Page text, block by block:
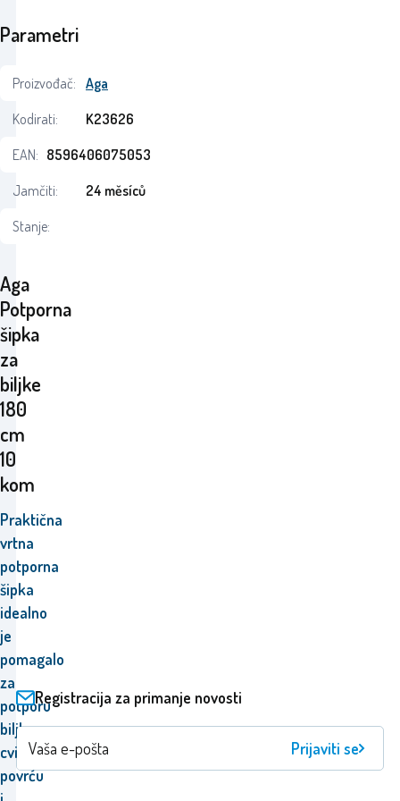
Aga
Potporna
šipka
za
biljke
180
cm
10
kom
Praktična
vrtna
potporna
šipka
idealno
je
pomagalo
za
potporu
biljkama,
cvijeću,
povrću
Parametri
Proizvođač: Aga
Kodirati:
K23626
EAN: 8596406075053
Jamčiti:
24 měsíců
Stanje:
Registracija za primanje novosti
Prijaviti se